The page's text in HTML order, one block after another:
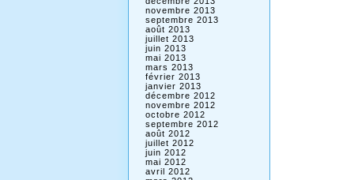
novembre 2013
septembre 2013
août 2013
juillet 2013
juin 2013
mai 2013
mars 2013
février 2013
janvier 2013
décembre 2012
novembre 2012
octobre 2012
septembre 2012
août 2012
juillet 2012
juin 2012
mai 2012
avril 2012